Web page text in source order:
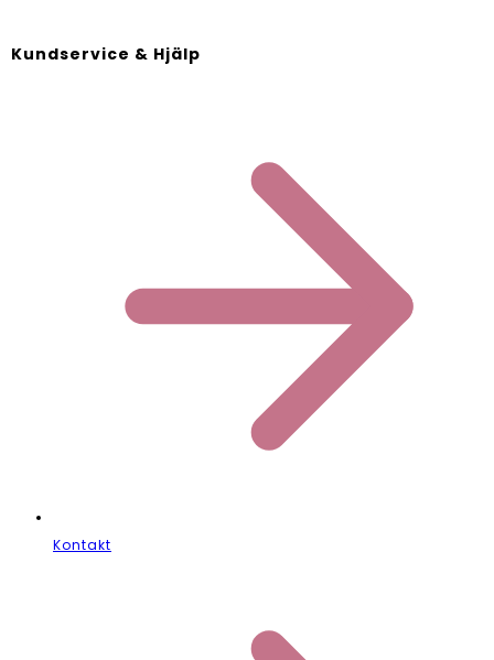
Kundservice & Hjälp
Kontakt